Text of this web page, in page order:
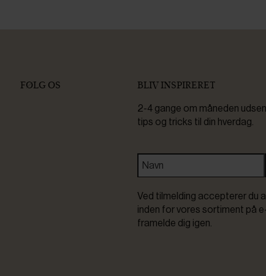
FØLG OS BLIV INSPIRERET
2-4 gange om måneden
tips og tricks til din hverdag.
Ved tilmelding accepterer du
inden for vores sortiment på
framelde dig igen.